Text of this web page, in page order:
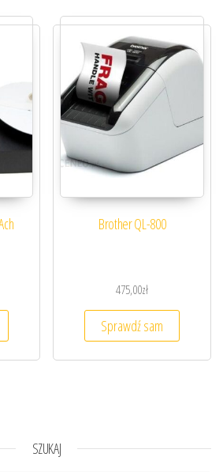
Brother QL-800
475,00zł
Sprawdź sam
SZUKAJ